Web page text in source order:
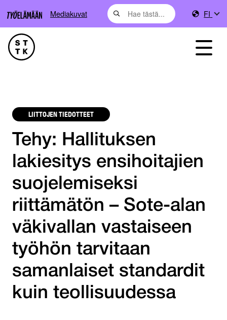
Mediakuvat FI
LIITTOJEN TIEDOTTEET
Tehy: Hallituksen
lakiesitys ensihoitajien
suojelemiseksi
riittämätön – Sote-alan
väkivallan vastaiseen
työhön tarvitaan
samanlaiset standardit
kuin teollisuudessa